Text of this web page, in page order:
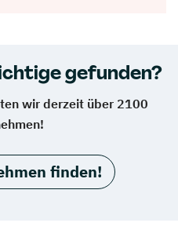
gefunden?
wir derzeit über 2100
finden!